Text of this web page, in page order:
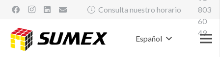
Consulta nuestro horario
803
60
49
Español